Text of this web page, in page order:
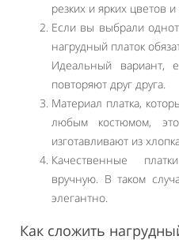
резких и ярких цветов
Если вы выбрали
нагрудный платок
Идеальный вариант,
повторяют друг друга.
Материал платка,
любым костюмом,
изготавливают из
Качественные
вручную. В таком
элегантно.
Как сложить